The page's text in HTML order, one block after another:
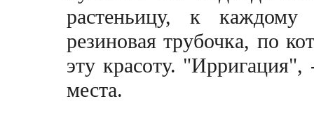
растеньицу, к каждому
резиновая трубочка, по
эту красоту. "Ирригация",
места.